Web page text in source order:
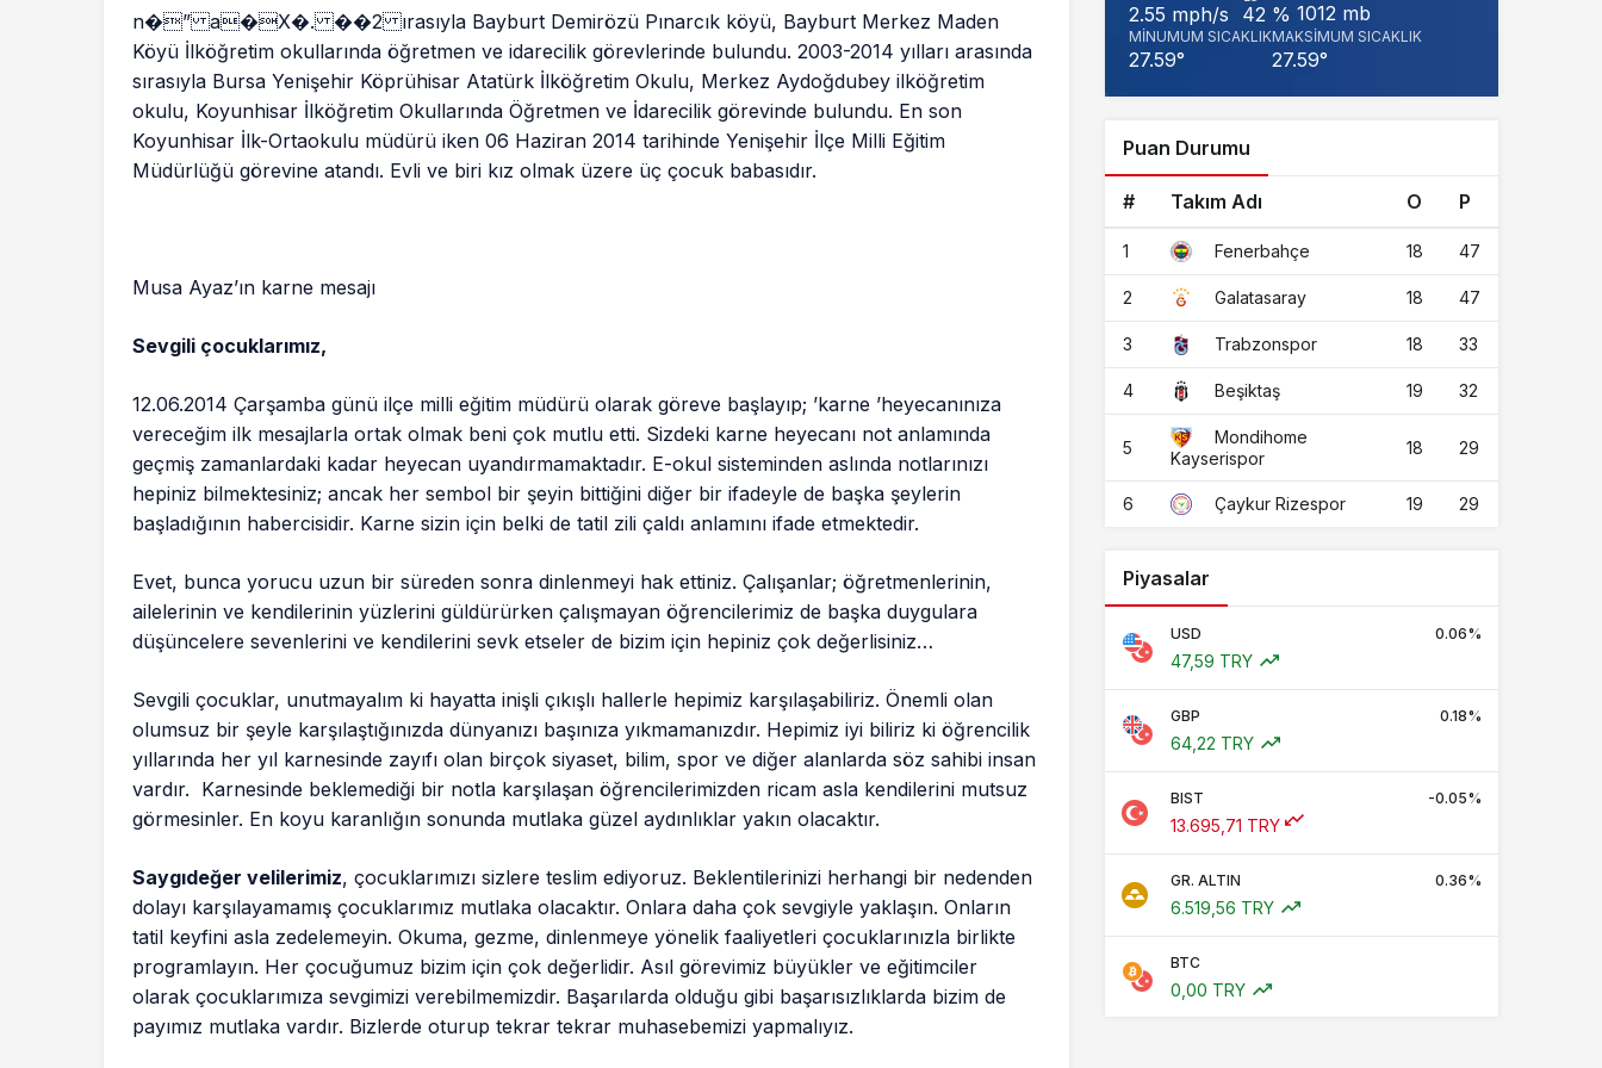
n�” a�X�. ��2 ırasıyla Bayburt Demirözü Pınarcık köyü, Bayburt Merkez Maden
Köyü İlköğretim okullarında öğretmen ve idarecilik görevlerinde bulundu. 2003-2014 yılları arasında
sırasıyla Bursa Yenişehir Köprühisar Atatürk İlköğretim Okulu, Merkez Aydoğdubey ilköğretim
okulu, Koyunhisar İlköğretim Okullarında Öğretmen ve İdarecilik görevinde bulundu. En son
Koyunhisar İlk-Ortaokulu müdürü iken 06 Haziran 2014 tarihinde Yenişehir İlçe Milli Eğitim
Müdürlüğü görevine atandı. Evli ve biri kız olmak üzere üç çocuk babasıdır.
Musa Ayaz’ın karne mesajı
Sevgili çocuklarımız,
12.06.2014 Çarşamba günü ilçe milli eğitim müdürü olarak göreve başlayıp; ’karne ’heyecanınıza
vereceğim ilk mesajlarla ortak olmak beni çok mutlu etti. Sizdeki karne heyecanı not anlamında
geçmiş zamanlardaki kadar heyecan uyandırmamaktadır. E-okul sisteminden aslında notlarınızı
hepiniz bilmektesiniz; ancak her sembol bir şeyin bittiğini diğer bir ifadeyle de başka şeylerin
başladığının habercisidir. Karne sizin için belki de tatil zili çaldı anlamını ifade etmektedir.
Evet, bunca yorucu uzun bir süreden sonra dinlenmeyi hak ettiniz. Çalışanlar; öğretmenlerinin,
ailelerinin ve kendilerinin yüzlerini güldürürken çalışmayan öğrencilerimiz de başka duygulara
düşüncelere sevenlerini ve kendilerini sevk etseler de bizim için hepiniz çok değerlisiniz…
Sevgili çocuklar, unutmayalım ki hayatta inişli çıkışlı hallerle hepimiz karşılaşabiliriz. Önemli olan
olumsuz bir şeyle karşılaştığınızda dünyanızı başınıza yıkmamanızdır. Hepimiz iyi biliriz ki öğrencilik
yıllarında her yıl karnesinde zayıfı olan birçok siyaset, bilim, spor ve diğer alanlarda söz sahibi insan
vardır. Karnesinde beklemediği bir notla karşılaşan öğrencilerimizden ricam asla kendilerini mutsuz
görmesinler. En koyu karanlığın sonunda mutlaka güzel aydınlıklar yakın olacaktır.
Saygıdeğer velilerimiz, çocuklarımızı sizlere teslim ediyoruz. Beklentilerinizi herhangi bir nedenden
dolayı karşılayamamış çocuklarımız mutlaka olacaktır. Onlara daha çok sevgiyle yaklaşın. Onların
tatil keyfini asla zedelemeyin. Okuma, gezme, dinlenmeye yönelik faaliyetleri çocuklarınızla birlikte
programlayın. Her çocuğumuz bizim için çok değerlidir. Asıl görevimiz büyükler ve eğitimciler
olarak çocuklarımıza sevgimizi verebilmemizdir. Başarılarda olduğu gibi başarısızlıklarda bizim de
payımız mutlaka vardır. Bizlerde oturup tekrar tekrar muhasebemizi yapmalıyız.
2.55 mph/s 42 % 1012 mb
MINUMUM SICAKLIK
27.59°
MAKSIMUM SICAKLIK
27.59°
Puan Durumu
# Takım Adı O P
1 Fenerbahçe 18 47
2 Galatasaray 18 47
3 Trabzonspor 18 33
4 Beşiktaş 19 32
5
Mondihome
Kayserispor
18 29
6 Çaykur Rizespor 19 29
Piyasalar
USD 0.06%
47,59 TRY
GBP 0.18%
64,22 TRY
BIST -0.05%
13.695,71 TRY
GR. ALTIN 0.36%
6.519,56 TRY
BTC
0,00 TRY